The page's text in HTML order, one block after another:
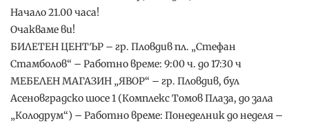
Начало 21.00 часа!
Очакваме ви!
БИЛЕТЕН ЦЕНТЪР – гр. Пловдив пл. „Стефан
Стамболов“ – Работно време: 9:00 ч. до 17:30 ч
МЕБЕЛЕН МАГАЗИН „ЯВОР“ – гр. Пловдив, бул
Асеновградско шосе 1 (Комплекс Томов Плаза, до зала
„Колодрум“) – Работно време: Понеделник до неделя –